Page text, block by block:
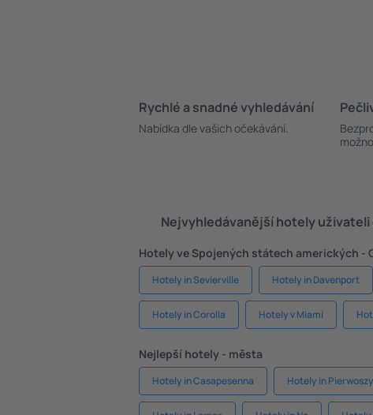
Rychlé a snadné vyhledávání
Nabídka dle vašich očekávání.
Nejvyhledávanější hotely uživateli
Hotely ve Spojených státech amerických -
Hotely in Sevierville Hotely in Davenport
Hotely in Corolla Hotely v Miami
Nejlepší hotely - města
Hotely in Casapesenna Hotely in